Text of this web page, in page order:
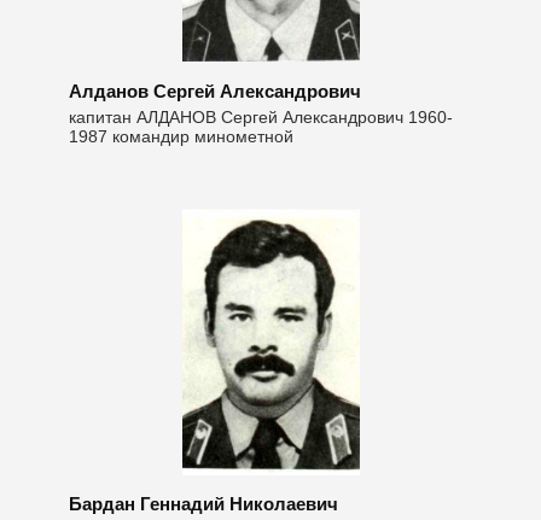
Алданов Сергей Александрович
капитан АЛДАНОВ Сергей Александрович 1960-
1987 командир минометной
Бардан Геннадий Николаевич